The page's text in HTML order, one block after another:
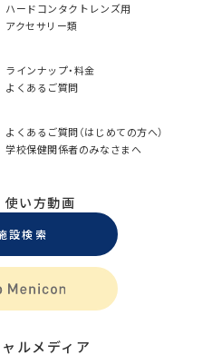
ハードコンタクトレンズ用
アクセサリー類
ラインナップ・料金
よくあるご質問
よくあるご質問（はじめての方へ）
学校保健関係者のみなさまへ
使い方動画
設検索
ルメディア